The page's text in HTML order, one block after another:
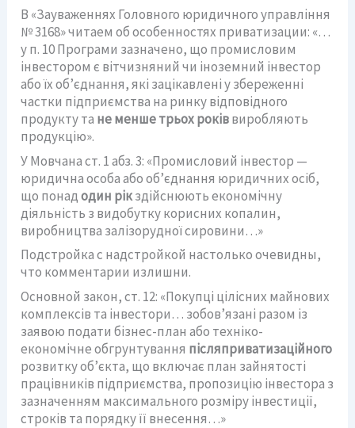
В «Зауваженнях Головного юридичного управління
№ 3168» читаем об особенностях приватизации: «…
у п. 10 Програми зазначено, що промисловим
інвестором є вітчизняний чи іноземний інвестор
або їх об’єднання, які зацікавлені у збереженні
частки підприємства на ринку відповідного
продукту та не менше трьох роківвиробляють
продукцію».
У Мовчана ст. 1 абз. 3: «Промисловий інвестор —
юридична особа або об’єднання юридичних осіб,
що понадодин рікздійснюють економічну
діяльність з видобутку корисних копалин,
виробництва залізорудної сировини…»
Подстройка с надстройкой настолько очевидны,
что комментарии излишни.
Основной закон, ст. 12: «Покупці цілісних майнових
комплексів та інвестори… зобов’язані разом із
заявою подати бізнес-план або техніко-
економічне обгрунтування післяприватизаційного
розвитку об’єкта, що включає план зайнятості
працівників підприємства, пропозицію інвестора з
зазначенням максимального розміру інвестиції,
строків та порядку її внесення…»